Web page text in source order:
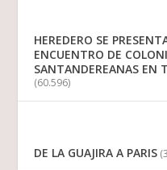
HEREDERO SE
ENCUENTRO DE
SANTANDEREANAS EN
(60.596)
DE LA GUAJIRA A PARIS